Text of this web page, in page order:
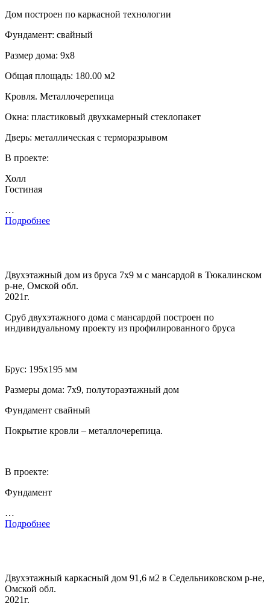
Дом построен по каркасной технологии
Фундамент: свайный
Размер дома: 9х8
Общая площадь: 180.00 м2
Кровля. Металлочерепица
Окна: пластиковый двухкамерный стеклопакет
Дверь: металлическая с терморазрывом
В проекте:
Холл
Гостиная
…
Подробнее
Двухэтажный дом из бруса 7х9 м с мансардой в Тюкалинском
р-не, Омской обл.
2021г.
Сруб двухэтажного дома с мансардой построен по
индивидуальному проекту из профилированного бруса
Брус: 195х195 мм
Размеры дома: 7х9, полутораэтажный дом
Фундамент свайный
Покрытие кровли – металлочерепица.
В проекте:
Фундамент
…
Подробнее
Двухэтажный каркасный дом 91,6 м2 в Седельниковском р-не,
Омской обл.
2021г.